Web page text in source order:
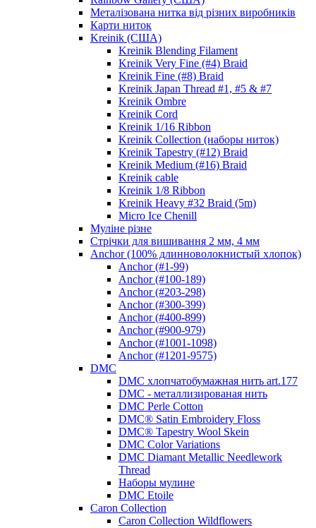
Металізована нитка від різних виробників
Карти ниток
Kreinik (США)
Kreinik Blending Filament
Kreinik Very Fine (#4) Braid
Kreinik Fine (#8) Braid
Kreinik Japan Thread #1, #5 & #7
Kreinik Ombre
Kreinik Cord
Kreinik 1/16 Ribbon
Kreinik Collection (наборы ниток)
Kreinik Tapestry (#12) Braid
Kreinik Medium (#16) Braid
Kreinik cable
Kreinik 1/8 Ribbon
Kreinik Heavy #32 Braid (5m)
Micro Ice Chenill
Муліне різне
Стрічки для вишивання 2 мм, 4 мм
Anchor (100% длинноволокнистый хлопок)
Anchor (#1-99)
Anchor (#100-189)
Anchor (#203-298)
Anchor (#300-399)
Anchor (#400-899)
Anchor (#900-979)
Anchor (#1001-1098)
Anchor (#1201-9575)
DMC
DMC хлопчатобумажная нить art.177
DMC - металлизированая нить
DMC Perle Cotton
DMC® Satin Embroidery Floss
DMC® Tapestry Wool Skein
DMC Color Variations
DMC Diamant Metallic Needlework
Thread
Наборы мулине
DMC Etoile
Caron Collection
Caron Collection Wildflowers